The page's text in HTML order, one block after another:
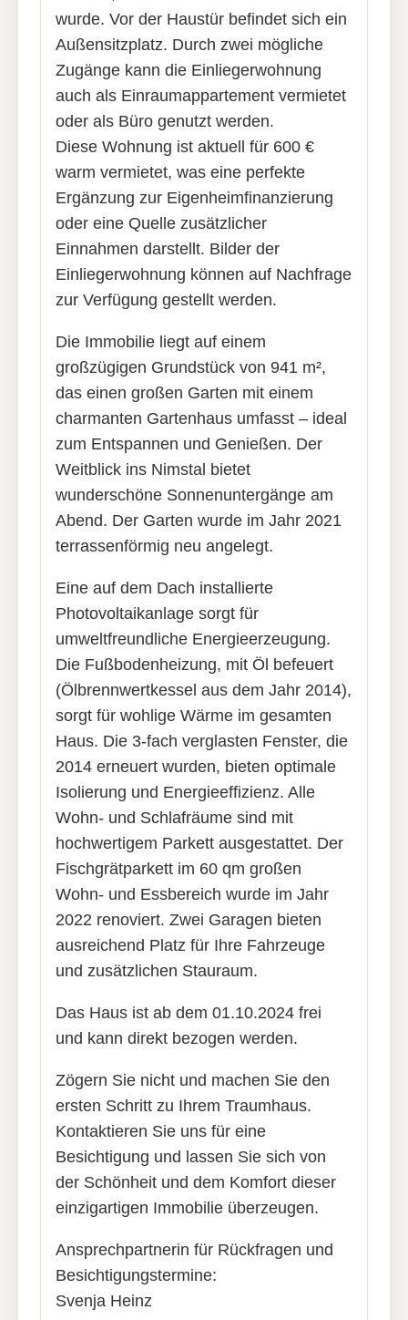
wurde. Vor der Haustür befindet sich ein
Außensitzplatz. Durch zwei mögliche
Zugänge kann die Einliegerwohnung
auch als Einraumappartement vermietet
oder als Büro genutzt werden.
Diese Wohnung ist aktuell für 600 €
warm vermietet, was eine perfekte
Ergänzung zur Eigenheimfinanzierung
oder eine Quelle zusätzlicher
Einnahmen darstellt. Bilder der
Einliegerwohnung können auf Nachfrage
zur Verfügung gestellt werden.
Die Immobilie liegt auf einem
großzügigen Grundstück von 941 m²,
das einen großen Garten mit einem
charmanten Gartenhaus umfasst – ideal
zum Entspannen und Genießen. Der
Weitblick ins Nimstal bietet
wunderschöne Sonnenuntergänge am
Abend. Der Garten wurde im Jahr 2021
terrassenförmig neu angelegt.
Eine auf dem Dach installierte
Photovoltaikanlage sorgt für
umweltfreundliche Energieerzeugung.
Die Fußbodenheizung, mit Öl befeuert
(Ölbrennwertkessel aus dem Jahr 2014),
sorgt für wohlige Wärme im gesamten
Haus. Die 3-fach verglasten Fenster, die
2014 erneuert wurden, bieten optimale
Isolierung und Energieeffizienz. Alle
Wohn- und Schlafräume sind mit
hochwertigem Parkett ausgestattet. Der
Fischgrätparkett im 60 qm großen
Wohn- und Essbereich wurde im Jahr
2022 renoviert. Zwei Garagen bieten
ausreichend Platz für Ihre Fahrzeuge
und zusätzlichen Stauraum.
Das Haus ist ab dem 01.10.2024 frei
und kann direkt bezogen werden.
Zögern Sie nicht und machen Sie den
ersten Schritt zu Ihrem Traumhaus.
Kontaktieren Sie uns für eine
Besichtigung und lassen Sie sich von
der Schönheit und dem Komfort dieser
einzigartigen Immobilie überzeugen.
Ansprechpartnerin für Rückfragen und
Besichtigungstermine:
Svenja Heinz